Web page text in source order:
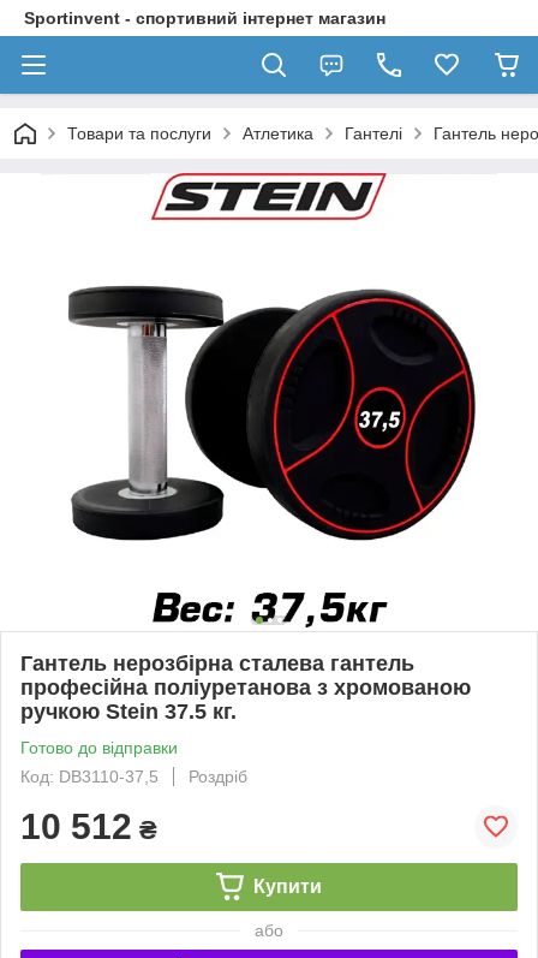
Sportinvent - спортивний інтернет магазин
Товари та послуги Атлетика Гантелі Гантель
Гантель нерозбірна сталева гантель
професійна поліуретанова з хромованою
ручкою Stein 37.5 кг.
Готово до відправки
Код: DB3110-37,5
Роздріб
10 512 ₴
Купити
або